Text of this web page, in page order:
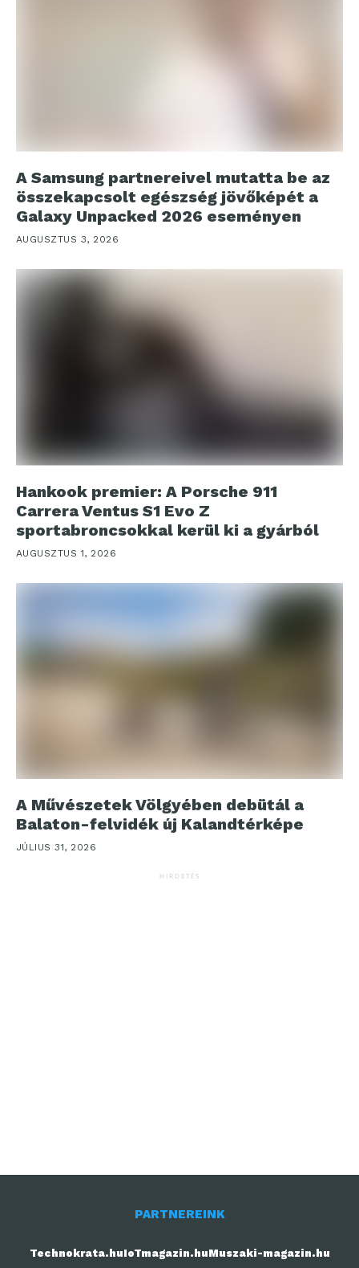
A Samsung partnereivel mutatta be az
összekapcsolt egészség jövőképét a
Galaxy Unpacked 2026 eseményen
AUGUSZTUS 3, 2026
Hankook premier: A Porsche 911
Carrera Ventus S1 Evo Z
sportabroncsokkal kerül ki a gyárból
AUGUSZTUS 1, 2026
A Művészetek Völgyében debütál a
Balaton-felvidék új Kalandtérképe
JÚLIUS 31, 2026
HIRDETÉS
PARTNEREINK
Technokrata.huIoTmagazin.huMuszaki-magazin.hu